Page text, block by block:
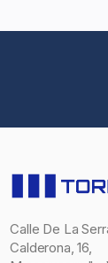
Calle De La
Calderona, 16,